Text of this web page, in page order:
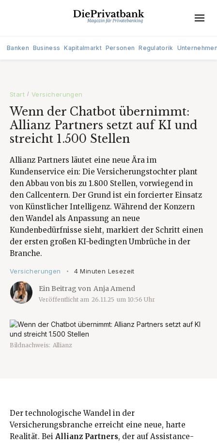
Banken Business Kapitalmarkt Personen Regulatorik
Start / Versicherungen
Wenn der Chatbot übernimmt:
Allianz Partners setzt auf KI und
streicht 1.500 Stellen
Allianz Partners läutet eine neue Ära im
Kundenservice ein: Die Versicherungstochter plant
den Abbau von bis zu 1.800 Stellen, vorwiegend in
den Callcentern. Der Grund ist ein forcierter Einsatz
von Künstlicher Intelligenz. Während der Konzern
den Wandel als Anpassung an neue
Kundenbedürfnisse sieht, markiert der Schritt einen
der ersten großen KI-bedingten Umbrüche in der
Branche.
Versicherungen • 4 Minuten Lesezeit
Ein Beitrag von Anja Amend
Veröffentlicht am 26.11.25 um 10:56 Uhr
Bildnachweis: Allianz
Der technologische Wandel in der
Versicherungsbranche erreicht eine neue, harte
Realität. Bei Allianz Partners, der auf Assistance-